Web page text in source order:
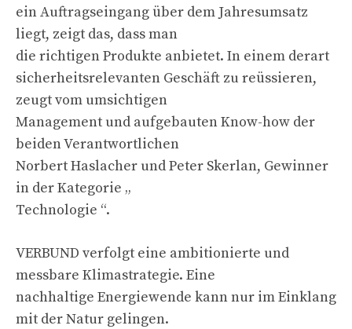
ein Auftragseingang über dem Jahresumsatz
liegt, zeigt das, dass man
die richtigen Produkte anbietet. In einem derart
sicherheitsrelevanten Geschäft zu reüssieren,
zeugt vom umsichtigen
Management und aufgebauten Know-how der
beiden Verantwortlichen
Norbert Haslacher und Peter Skerlan, Gewinner
in der Kategorie „
Technologie “.
VERBUND verfolgt eine ambitionierte und
messbare Klimastrategie. Eine
nachhaltige Energiewende kann nur im Einklang
mit der Natur gelingen.